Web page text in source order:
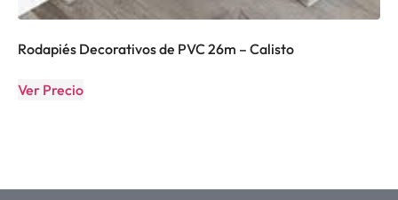
Rodapiés Decorativos de PVC 26m – Calisto
Ver Precio